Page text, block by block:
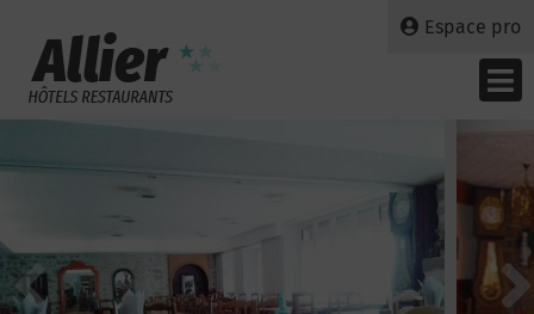
Espace pro